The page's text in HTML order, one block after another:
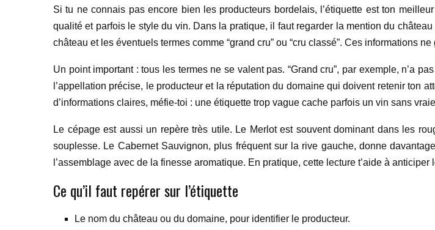
Si tu ne connais pas encore bien les producteurs bordelais, l’étiquette est ton
qualité et parfois le style du vin. Dans la pratique, il faut regarder la mention du
château et les éventuels termes comme “grand cru” ou “cru classé”. Ces informations
Un point important : tous les termes ne se valent pas. “Grand cru”, par exemple, n’a
l’appellation précise, le producteur et la réputation du domaine qui doivent retenir ton
d’informations claires, méfie-toi : une étiquette trop vague cache parfois un vin sans
Le cépage est aussi un repère très utile. Le Merlot est souvent dominant dans les
souplesse. Le Cabernet Sauvignon, plus fréquent sur la rive gauche, donne
l’assemblage avec de la finesse aromatique. En pratique, cette lecture t’aide à anticiper
Ce qu’il faut repérer sur l’étiquette
Le nom du château ou du domaine, pour identifier le producteur.